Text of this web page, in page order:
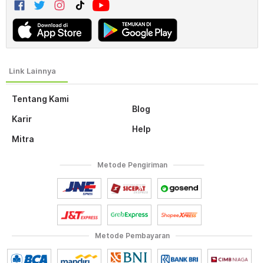
Tentang Kami
Karir
Mitra
Blog
Help
Metode Pembayaran
Metode Pengiriman